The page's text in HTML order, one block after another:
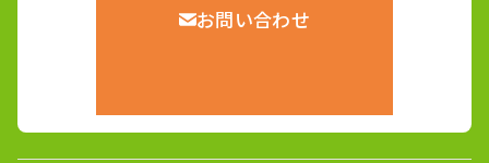
お問い合わせ